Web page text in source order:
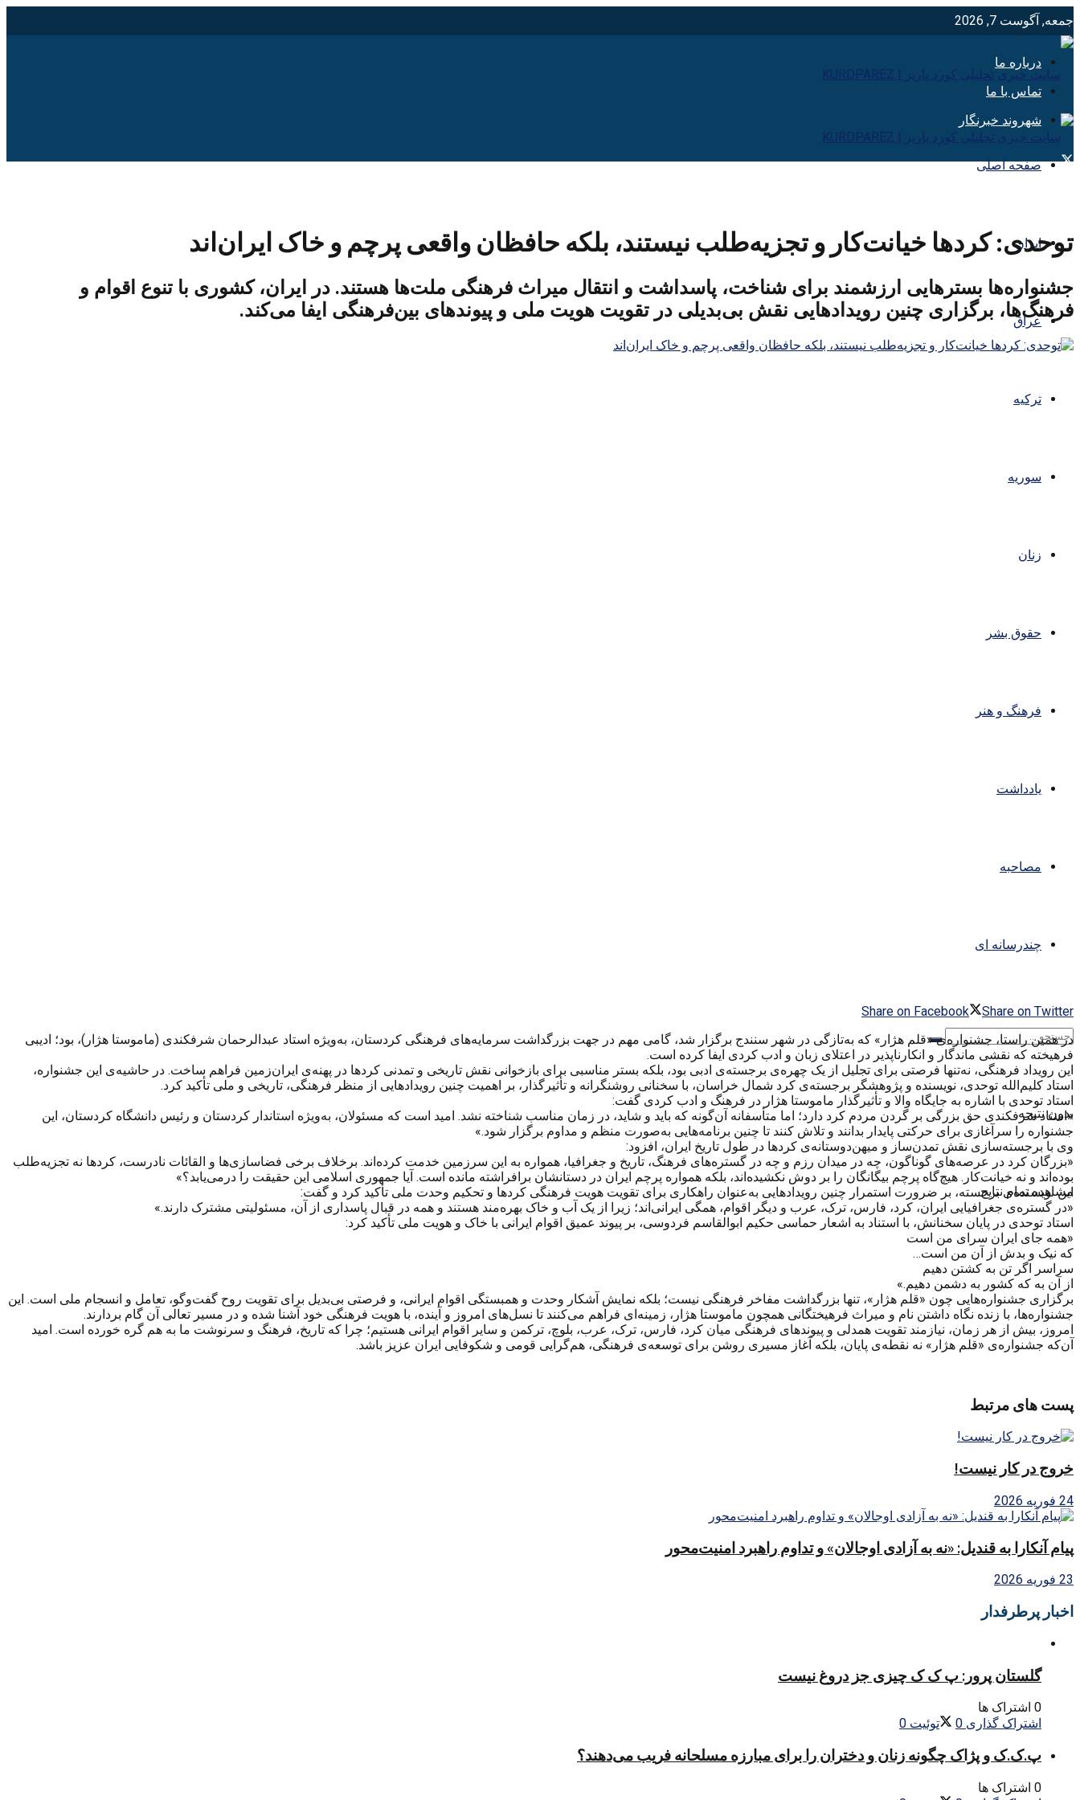
جمعه, آگوست 7, 2026
درباره ما
تماس با ما
شهروند خبرنگار
صفحه اصلی
ایران
عراق
ترکیه
سوریه
زنان
حقوق بشر
فرهنگ و هنر
یادداشت
مصاحبه
چندرسانه ای
بدون نتیجه
مشاهده تمام نتایج
توحدی: کردها خیانت‌کار و تجزیه‌طلب نیستند، بلکه حافظان واقعی پرچم و خاک ایران‌اند
جشنواره‌ها بسترهایی ارزشمند برای شناخت، پاسداشت و انتقال میراث فرهنگی ملت‌ها هستند. در ایران، کشوری با تنوع اقوام و
فرهنگ‌ها، برگزاری چنین رویدادهایی نقش بی‌بدیلی در تقویت هویت ملی و پیوندهای بین‌فرهنگی ایفا می‌کند.
Share on Facebook
Share on Twitter
در همین راستا، جشنواره‌ی «قلم هژار» که به‌تازگی در شهر سنندج برگزار شد، گامی مهم در جهت بزرگداشت سرمایه‌های فرهنگی کردستان، به‌ویژه استاد عبدالرحمان شرفکندی (ماموستا هژار)، بود؛ ادیبی
فرهیخته که نقشی ماندگار و انکارناپذیر در اعتلای زبان و ادب کردی ایفا کرده است.
این رویداد فرهنگی، نه‌تنها فرصتی برای تجلیل از یک چهره‌ی برجسته‌ی ادبی بود، بلکه بستر مناسبی برای بازخوانی نقش تاریخی و تمدنی کردها در پهنه‌ی ایران‌زمین فراهم ساخت. در حاشیه‌ی این جشنواره،
استاد کلیم‌الله توحدی، نویسنده و پژوهشگر برجسته‌ی کرد شمال خراسان، با سخنانی روشنگرانه و تأثیرگذار، بر اهمیت چنین رویدادهایی از منظر فرهنگی، تاریخی و ملی تأکید کرد.
استاد توحدی با اشاره به جایگاه والا و تأثیرگذار ماموستا هژار در فرهنگ و ادب کردی گفت:
«استاد شرفکندی حق بزرگی بر گردن مردم کرد دارد؛ اما متأسفانه آن‌گونه که باید و شاید، در زمان مناسب شناخته نشد. امید است که مسئولان، به‌ویژه استاندار کردستان و رئیس دانشگاه کردستان، این
جشنواره را سرآغازی برای حرکتی پایدار بدانند و تلاش کنند تا چنین برنامه‌هایی به‌صورت منظم و مداوم برگزار شود.»
وی با برجسته‌سازی نقش تمدن‌ساز و میهن‌دوستانه‌ی کردها در طول تاریخ ایران، افزود:
«بزرگان کرد در عرصه‌های گوناگون، چه در میدان رزم و چه در گستره‌های فرهنگ، تاریخ و جغرافیا، همواره به این سرزمین خدمت کرده‌اند. برخلاف برخی فضاسازی‌ها و القائات نادرست، کردها نه تجزیه‌طلب
بوده‌اند و نه خیانت‌کار. هیچ‌گاه پرچم بیگانگان را بر دوش نکشیده‌اند، بلکه همواره پرچم ایران در دستانشان برافراشته مانده است. آیا جمهوری اسلامی این حقیقت را درمی‌یابد؟»
این نویسنده‌ی برجسته، بر ضرورت استمرار چنین رویدادهایی به‌عنوان راهکاری برای تقویت هویت فرهنگی کردها و تحکیم وحدت ملی تأکید کرد و گفت:
«در گستره‌ی جغرافیایی ایران، کرد، فارس، ترک، عرب و دیگر اقوام، همگی ایرانی‌اند؛ زیرا از یک آب و خاک بهره‌مند هستند و همه در قبال پاسداری از آن، مسئولیتی مشترک دارند.»
استاد توحدی در پایان سخنانش، با استناد به اشعار حماسی حکیم ابوالقاسم فردوسی، بر پیوند عمیق اقوام ایرانی با خاک و هویت ملی تأکید کرد:
«همه جای ایران سرای من است
که نیک و بدش از آن من است…
سراسر اگر تن به کشتن دهیم
از آن به که کشور به دشمن دهیم.»
برگزاری جشنواره‌هایی چون «قلم هژار»، تنها بزرگداشت مفاخر فرهنگی نیست؛ بلکه نمایش آشکار وحدت و همبستگی اقوام ایرانی، و فرصتی بی‌بدیل برای تقویت روح گفت‌وگو، تعامل و انسجام ملی است. این
جشنواره‌ها، با زنده نگاه داشتن نام و میراث فرهیختگانی همچون ماموستا هژار، زمینه‌ای فراهم می‌کنند تا نسل‌های امروز و آینده، با هویت فرهنگی خود آشنا شده و در مسیر تعالی آن گام بردارند.
امروز، بیش از هر زمان، نیازمند تقویت همدلی و پیوندهای فرهنگی میان کرد، فارس، ترک، عرب، بلوچ، ترکمن و سایر اقوام ایرانی هستیم؛ چرا که تاریخ، فرهنگ و سرنوشت ما به هم گره خورده است. امید
آن‌که جشنواره‌ی «قلم هژار» نه نقطه‌ی پایان، بلکه آغاز مسیری روشن برای توسعه‌ی فرهنگی، هم‌گرایی قومی و شکوفایی ایران عزیز باشد.
پست های مرتبط
خروج در کار نیست!
24 فوریه 2026
پیام آنکارا به قندیل: «نه به آزادی اوجالان» و تداوم راهبرد امنیت‌محور
23 فوریه 2026
اخبار پرطرفدار
گلستان پرور: پ ک ک چیزی جز دروغ نیست
0 اشتراک ها
اشتراک گذاری 0 توئیت 0
پ.ک.ک و پژاک چگونه زنان و دختران را برای مبارزه مسلحانه فریب می‌دهند؟
0 اشتراک ها